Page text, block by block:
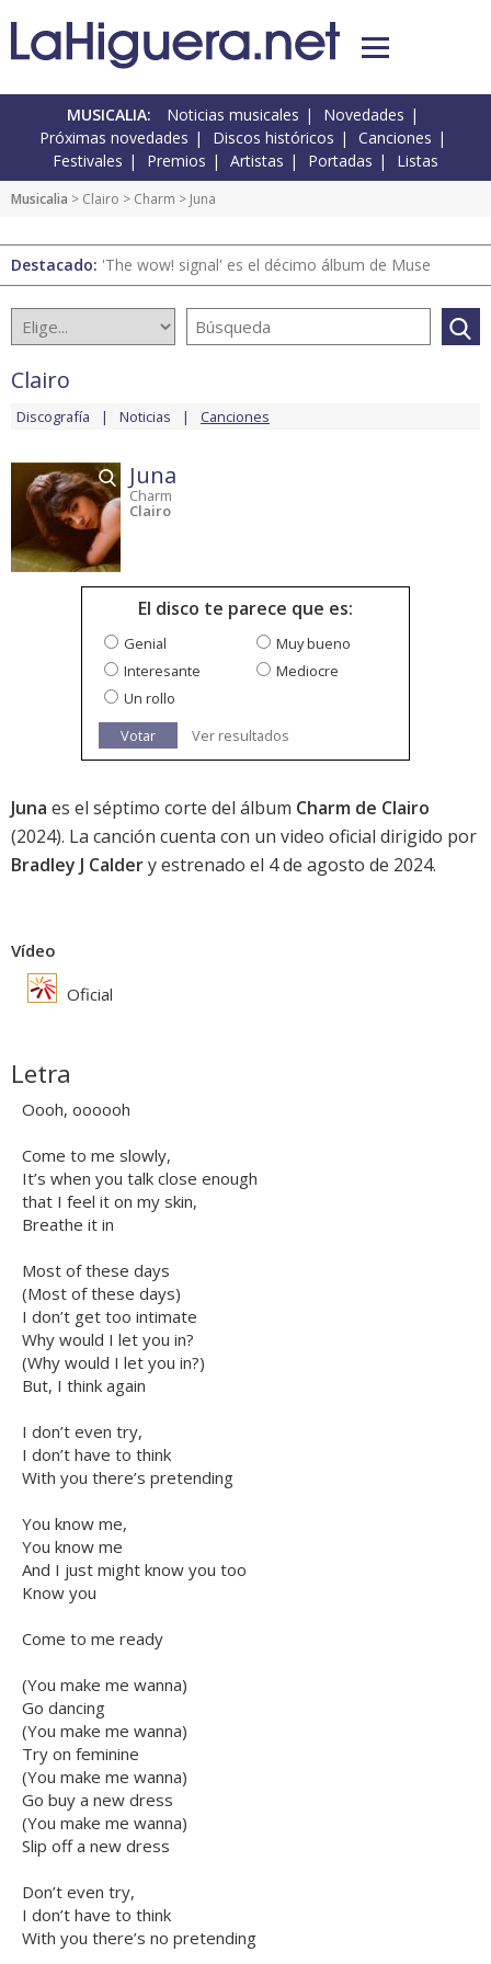
MUSICALIA: Noticias musicales
Novedades
Próximas novedades
Discos históricos
Canciones
Festivales
Premios Artistas Portadas Listas
Musicalia > Clairo > Charm > Juna
Destacado: 'The wow! signal' es el décimo álbum de Muse
Clairo
Discografía Noticias Canciones
Juna
Charm
Clairo
El disco te parece que es:
Genial
Muy bueno
Interesante
Mediocre
Un rollo
Votar
Ver resultados
Juna es el séptimo corte del álbum Charm de Clairo
(2024). La canción cuenta con un video oficial dirigido por
Bradley J Caldery estrenado el 4 de agosto de 2024.
Vídeo
Oficial
Letra
Oooh, oooooh
Come to me slowly,
It’s when you talk close enough
that I feel it on my skin,
Breathe it in
Most of these days
(Most of these days)
I don’t get too intimate
Why would I let you in?
(Why would I let you in?)
But, I think again
I don’t even try,
I don’t have to think
With you there’s pretending
You know me,
You know me
And I just might know you too
Know you
Come to me ready
(You make me wanna)
Go dancing
(You make me wanna)
Try on feminine
(You make me wanna)
Go buy a new dress
(You make me wanna)
Slip off a new dress
Don’t even try,
I don’t have to think
With you there’s no pretending